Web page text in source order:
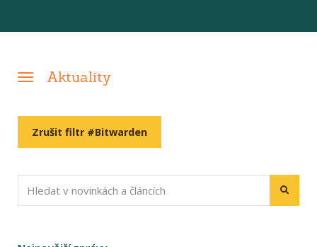
Aktuality
Zrušit filtr #Bitwarden